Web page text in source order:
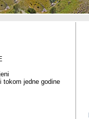
tokom jedne godine